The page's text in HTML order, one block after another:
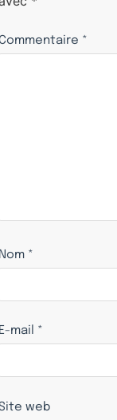
*
Nom *
E-mail *
web